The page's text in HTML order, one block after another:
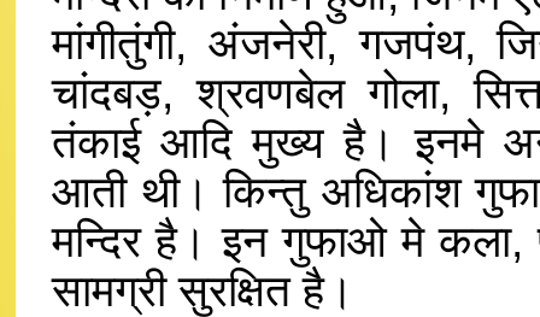
मांगीतुंगी, अंजनेरी, गजपंथ,
चांदबड़, श्रवणबेल गोला,
तंकाई आदि मुख्य है। इनमे
आती थी। किन्तु अधिकांश
मन्दिर है। इन गुफाओ मे कला,
सामग्री सुरक्षित है।